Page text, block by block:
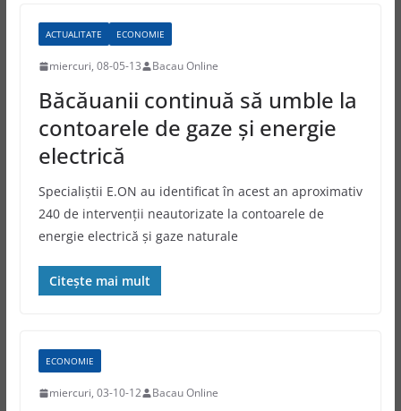
ACTUALITATE ECONOMIE
miercuri, 08-05-13 Bacau Online
Băcăuanii continuă să umble la
contoarele de gaze şi energie
electrică
Specialiştii E.ON au identificat în acest an aproximativ
240 de intervenţii neautorizate la contoarele de
energie electrică şi gaze naturale
Citește mai mult
ECONOMIE
miercuri, 03-10-12 Bacau Online